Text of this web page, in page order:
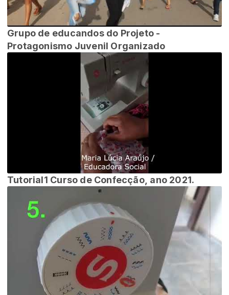
Grupo de educandos do Projeto -
Protagonismo Juvenil Organizado
Tutorial1 Curso de Confecção, ano 2021.